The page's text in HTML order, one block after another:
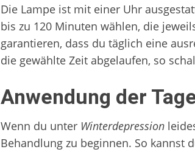
Die Lampe ist mit einer Uhr
bis zu 120 Minuten wählen, die
garantieren, dass du täglich eine
die gewählte Zeit abgelaufen, so
Anwendung der
Wenn du unter Winterdepression
Behandlung zu beginnen. So kannst